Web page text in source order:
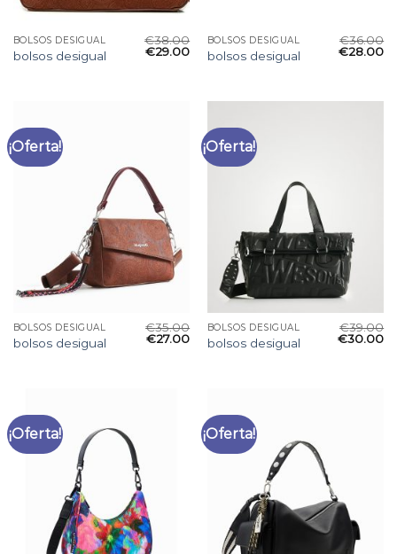
BOLSOS DESIGUAL
bolsos desigual
€38.00
€29.00
BOLSOS DESIGUAL
bolsos desigual
€36.00
€28.00
¡Oferta!
BOLSOS DESIGUAL
bolsos desigual
€35.00
€27.00
¡Oferta!
BOLSOS DESIGUAL
bolsos desigual
€39.00
€30.00
¡Oferta! ¡Oferta!